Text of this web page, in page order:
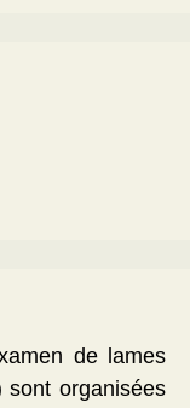
de lames
sont organisées